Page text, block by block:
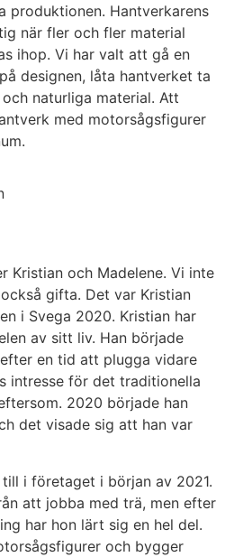
produktionen. Hantverkarens
när fler och fler material
ihop. Vi har valt att gå en
designen, låta hantverket ta
naturliga material. Att
med motorsågsfigurer
Kristian och Madelene. Vi inte
gifta. Det var Kristian
i Svega 2020. Kristian har
av sitt liv. Han började
en tid att plugga vidare
intresse för det traditionella
2020 började han
det visade sig att han var
i företaget i början av 2021.
att jobba med trä, men efter
har hon lärt sig en hel del.
och bygger